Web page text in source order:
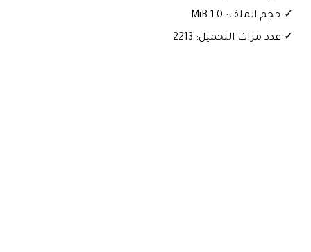
✓ حجم الملف: 1.0 MiB
✓ عدد مرات التحميل: 2213